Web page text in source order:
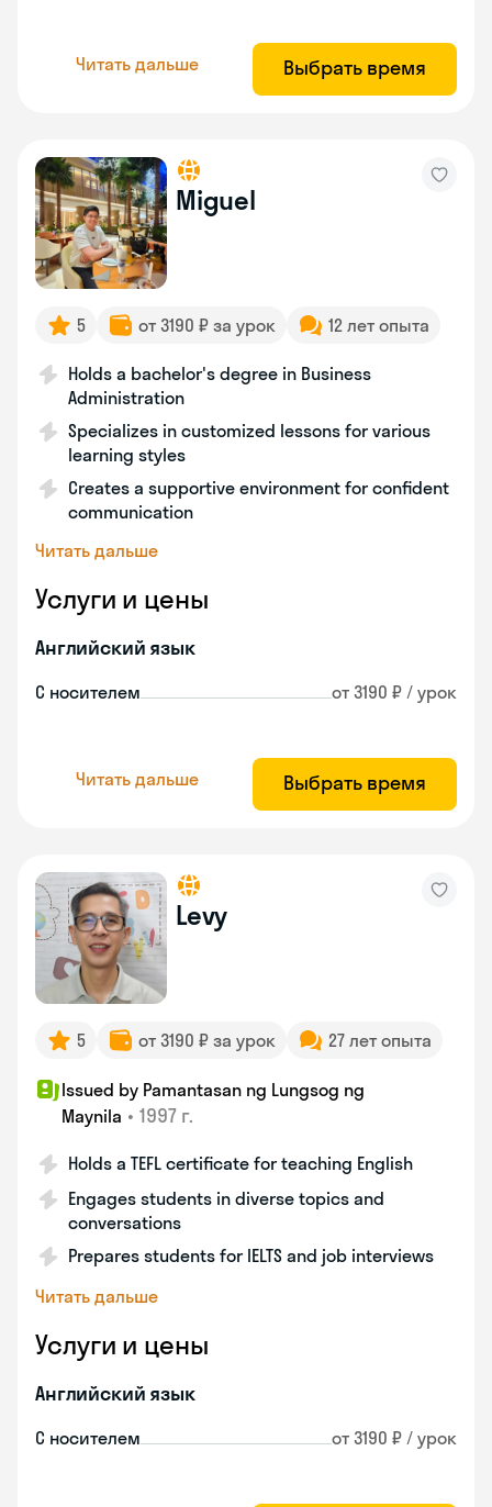
Читать дальше Выбрать время
Miguel
5 от 3190 ₽ за урок 12 лет опыта
Holds a bachelor's degree in Business
Administration
Specializes in customized lessons for various
learning styles
Creates a supportive environment for confident
communication
Читать дальше
Услуги и цены
Английский язык
С носителем от 3190 ₽ / урок
Читать дальше Выбрать время
Levy
5 от 3190 ₽ за урок 27 лет опыта
Issued by Pamantasan ng Lungsog ng
Maynila • 1997 г.
Holds a TEFL certificate for teaching English
Engages students in diverse topics and
conversations
Prepares students for IELTS and job interviews
Читать дальше
Услуги и цены
Английский язык
С носителем от 3190 ₽ / урок